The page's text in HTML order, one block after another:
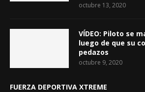
octubre 13, 2020
VÍDEO: Piloto se
luego de que su
pedazos
octubre 9, 2020
FUERZA DEPORTIVA XTREME